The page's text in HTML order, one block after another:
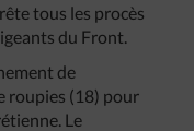
tous les procès
du Front.
de
roupies (18) pour
Le